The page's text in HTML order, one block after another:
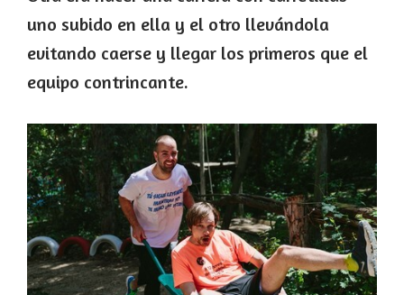
uno subido en ella y el otro llevándola
evitando caerse y llegar los primeros que el
equipo contrincante.